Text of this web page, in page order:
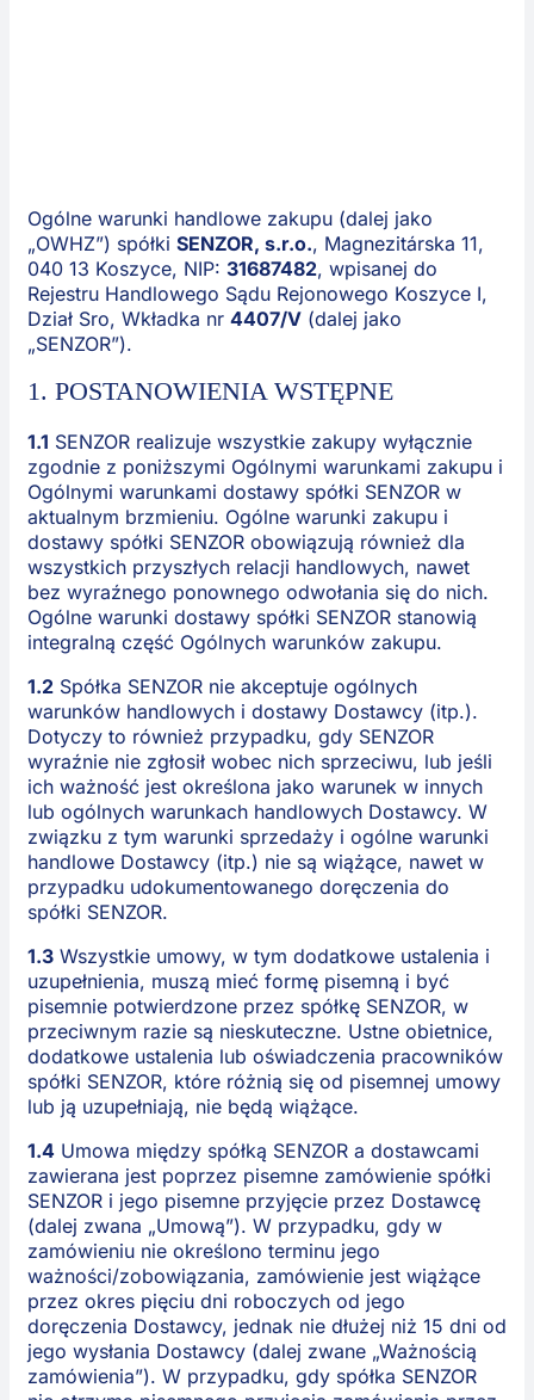
Ogólne warunki handlowe zakupu (dalej jako
„OWHZ”) spółki SENZOR, s.r.o., Magnezitárska 11,
040 13 Koszyce, NIP: 31687482, wpisanej do
Rejestru Handlowego Sądu Rejonowego Koszyce I,
Dział Sro, Wkładka nr 4407/V(dalej jako
„SENZOR”).
1. POSTANOWIENIA WSTĘPNE
1.1 SENZOR realizuje wszystkie zakupy wyłącznie
zgodnie z poniższymi Ogólnymi warunkami zakupu i
Ogólnymi warunkami dostawy spółki SENZOR w
aktualnym brzmieniu. Ogólne warunki zakupu i
dostawy spółki SENZOR obowiązują również dla
wszystkich przyszłych relacji handlowych, nawet
bez wyraźnego ponownego odwołania się do nich.
Ogólne warunki dostawy spółki SENZOR stanowią
integralną część Ogólnych warunków zakupu.
1.2Spółka SENZOR nie akceptuje ogólnych
warunków handlowych i dostawy Dostawcy (itp.).
Dotyczy to również przypadku, gdy SENZOR
wyraźnie nie zgłosił wobec nich sprzeciwu, lub jeśli
ich ważność jest określona jako warunek w innych
lub ogólnych warunkach handlowych Dostawcy. W
związku z tym warunki sprzedaży i ogólne warunki
handlowe Dostawcy (itp.) nie są wiążące, nawet w
przypadku udokumentowanego doręczenia do
spółki SENZOR.
1.3Wszystkie umowy, w tym dodatkowe ustalenia i
uzupełnienia, muszą mieć formę pisemną i być
pisemnie potwierdzone przez spółkę SENZOR, w
przeciwnym razie są nieskuteczne. Ustne obietnice,
dodatkowe ustalenia lub oświadczenia pracowników
spółki SENZOR, które różnią się od pisemnej umowy
lub ją uzupełniają, nie będą wiążące.
1.4Umowa między spółką SENZOR a dostawcami
zawierana jest poprzez pisemne zamówienie spółki
SENZOR i jego pisemne przyjęcie przez Dostawcę
(dalej zwana „Umową”). W przypadku, gdy w
zamówieniu nie określono terminu jego
ważności/zobowiązania, zamówienie jest wiążące
przez okres pięciu dni roboczych od jego
doręczenia Dostawcy, jednak nie dłużej niż 15 dni od
jego wysłania Dostawcy (dalej zwane „Ważnością
zamówienia”). W przypadku, gdy spółka SENZOR